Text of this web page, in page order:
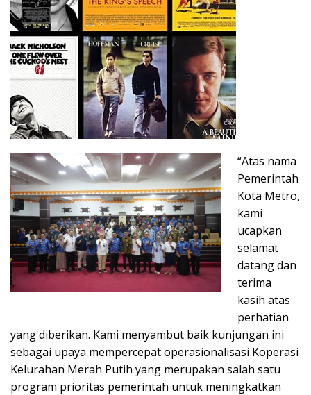
“Atas nama
Pemerintah
Kota Metro,
kami
ucapkan
selamat
datang dan
terima
kasih atas
perhatian
yang diberikan. Kami menyambut baik kunjungan ini
sebagai upaya mempercepat operasionalisasi Koperasi
Kelurahan Merah Putih yang merupakan salah satu
program prioritas pemerintah untuk meningkatkan